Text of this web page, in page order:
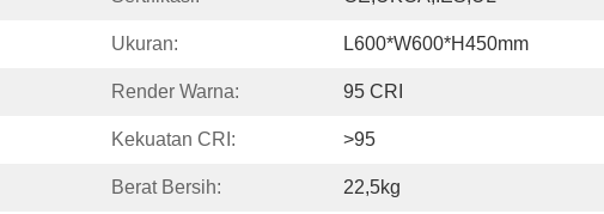
Ukuran: L600*W600*H450mm
Render Warna: 95 CRI
Kekuatan CRI: >95
Berat Bersih: 22,5kg